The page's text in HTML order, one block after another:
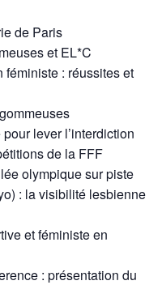
de Paris
et EL*C
féministe : réussites et
lever l’interdiction
de la FFF
olympique sur piste
: la visibilité lesbienne
et féministe en
: présentation du